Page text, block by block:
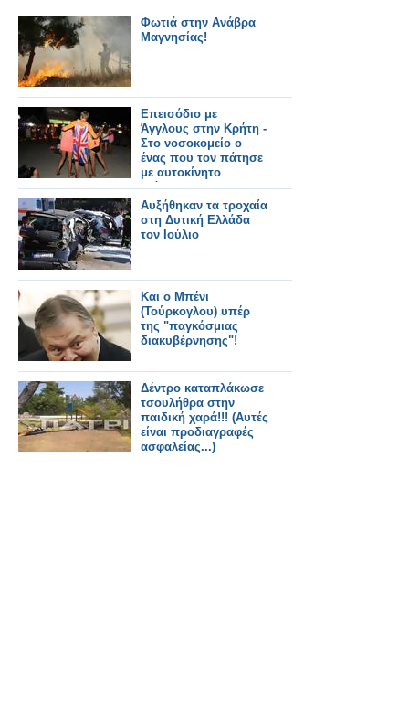
Φωτιά στην Ανάβρα
Μαγνησίας!
Επεισόδιο με
Άγγλους στην Κρήτη -
Στο νοσοκομείο ο
ένας που τον πάτησε
με αυτοκίνητο
ντόπιος!!!
Αυξήθηκαν τα τροχαία
στη Δυτική Ελλάδα
τον Ιούλιο
Και ο Μπένι
(Τούρκογλου) υπέρ
της "παγκόσμιας
διακυβέρνησης"!
Δέντρο καταπλάκωσε
τσουλήθρα στην
παιδική χαρά!!! (Αυτές
είναι προδιαγραφές
ασφαλείας...)